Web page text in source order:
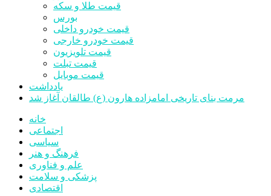
قیمت طلا و سکه
بورس
قیمت خودرو داخلی
قیمت خودرو خارجی
قیمت تلویزیون
قیمت تبلت
قیمت موبایل
یادداشت
مرمت بنای تاریخی امامزاده هارون (ع) طالقان آغاز شد
خانه
اجتماعی
سیاسی
فرهنگ و هنر
علم و فناوری
پزشکی و سلامت
اقتصادی